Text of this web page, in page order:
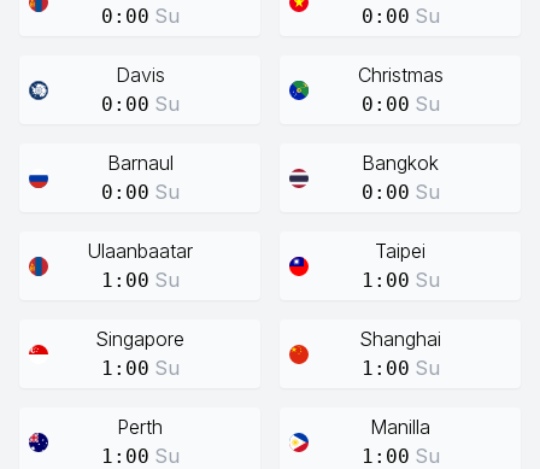
0:00 Su 0:00 Su
Davis
0:00 Su
Christmas
0:00 Su
Barnaul
0:00 Su
Bangkok
0:00 Su
Ulaanbaatar
1:00 Su
Taipei
1:00 Su
Singapore
1:00 Su
Shanghai
1:00 Su
Perth
1:00 Su
Manilla
1:00 Su